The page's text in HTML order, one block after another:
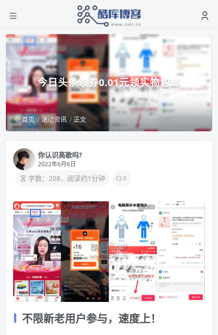
今日头条领券0.01元领实物包邮
首页 活动资讯 正文
你认识高歌吗?
2022年6月6日
字数：208，阅读约1分钟 0
不限新老用户参与，速度上！